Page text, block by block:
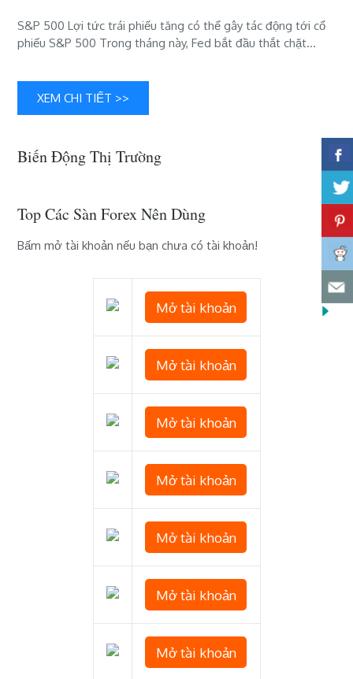
và
lợi
phiếu
Mỹ
S&P 500 Lợi tức trái phiếu tăng có thể gây tác động tới cổ
phiếu S&P 500 Trong tháng này, Fed bắt đầu thắt chặt…
XEM CHI TIẾT >>
Biến Động Thị Trường
Top Các Sàn Forex Nên Dùng
Bấm mở tài khoản nếu bạn chưa có tài khoản!
Mở tài khoản
Mở tài khoản
Mở tài khoản
Mở tài khoản
Mở tài khoản
Mở tài khoản
Mở tài khoản